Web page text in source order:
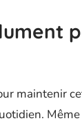
maintenir